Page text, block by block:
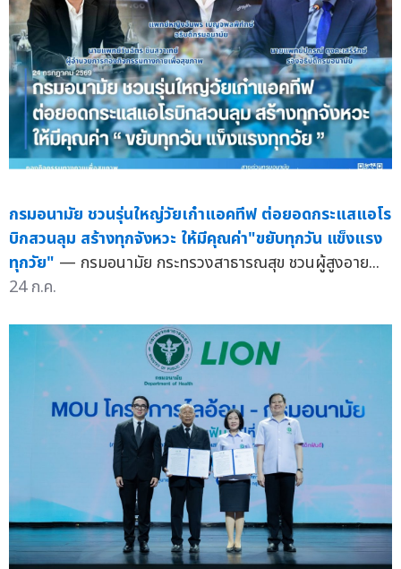
กรมอนามัย ชวนรุ่นใหญ่วัยเก๋าแอคทีฟ ต่อยอดกระแสแอโร
บิกสวนลุม สร้างทุกจังหวะ ให้มีคุณค่า"ขยับทุกวัน แข็งแรง
ทุกวัย" — กรมอนามัย กระทรวงสาธารณสุข ชวนผู้สูงอาย...
24 ก.ค.